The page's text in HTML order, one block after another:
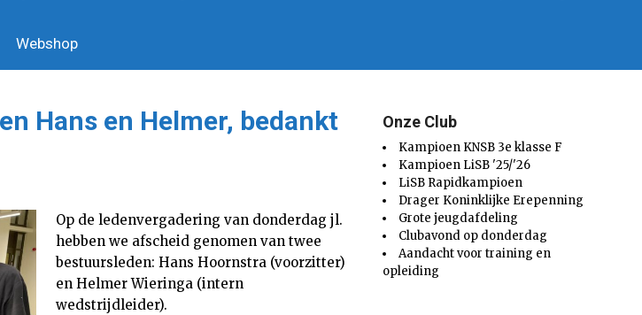
Webshop
Hans en Helmer, bedankt
Op de ledenvergadering van donderdag jl.
hebben we afscheid genomen van twee
bestuursleden: Hans Hoornstra (voorzitter)
en Helmer Wieringa (intern
wedstrijdleider).
Onze Club
Kampioen KNSB 3e klasse F
Kampioen LiSB '25/'26
LiSB Rapidkampioen
Drager Koninklijke Erepenning
Grote jeugdafdeling
Clubavond op donderdag
Aandacht voor training en
opleiding